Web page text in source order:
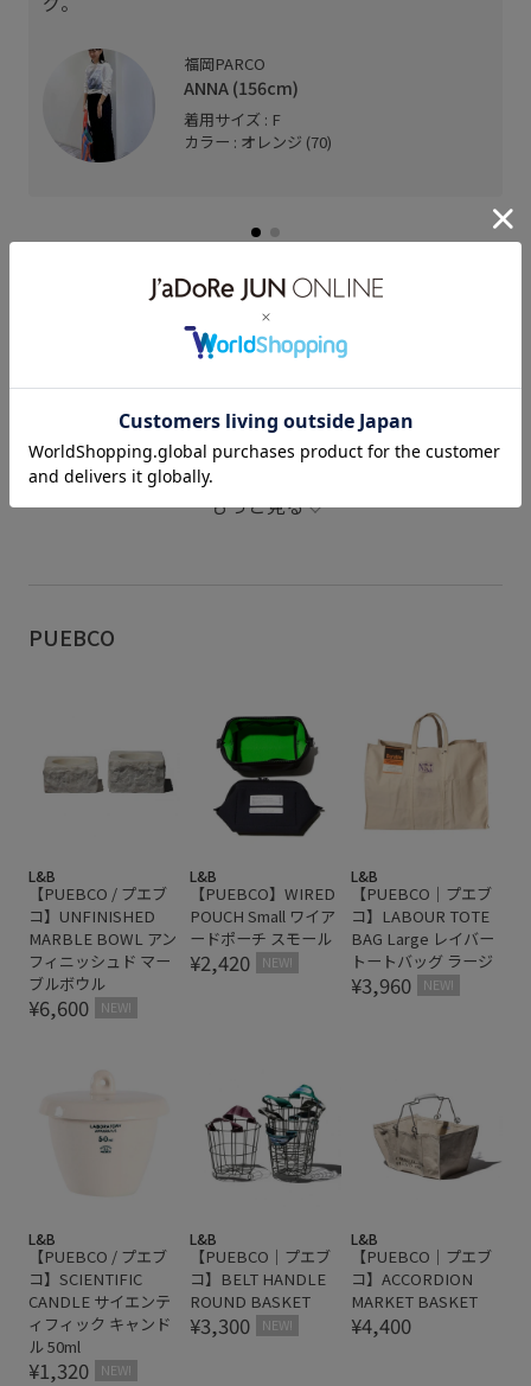
福岡PARCO
ANNA (156cm)
着用サイズ : F
カラー : オレンジ (70)
LB_レジャー LB_春雑貨 PUEBCO summerbag
オフィス カラフル
もっと見る
PUEBCO
L&B
【PUEBCO / プエブ
コ】UNFINISHED
MARBLE BOWL アン
フィニッシュド マー
ブルボウル
¥6,600 NEW!
L&B
【PUEBCO】WIRED
POUCH Small ワイア
ードポーチ スモール
¥2,420 NEW!
L&B
【PUEBCO｜プエブ
コ】LABOUR TOTE
BAG Large レイバー
トートバッグ ラージ
¥3,960 NEW!
L&B
【PUEBCO / プエブ
コ】SCIENTIFIC
CANDLE サイエンテ
ィフィック キャンド
ル 50ml
¥1,320 NEW!
L&B
【PUEBCO｜プエブ
コ】BELT HANDLE
ROUND BASKET
¥3,300 NEW!
L&B
【PUEBCO｜プエブ
コ】ACCORDION
MARKET BASKET
¥4,400